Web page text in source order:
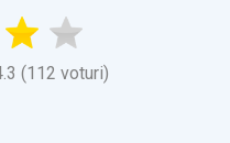
(112 voturi)